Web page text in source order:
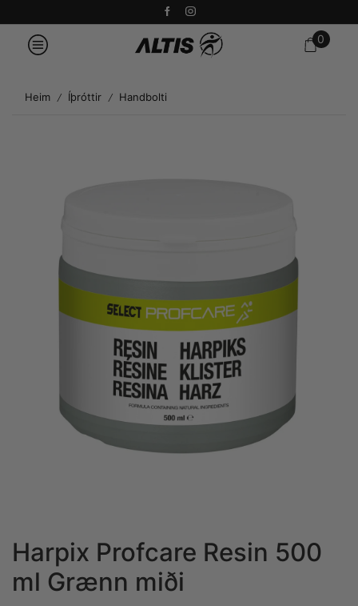
0
Heim / Íþróttir / Handbolti
Harpix Profcare Resin 500
ml Grænn miði